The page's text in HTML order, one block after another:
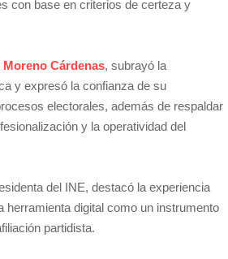
con base en criterios de certeza y
Cárdenas, subrayó la
y expresó la confianza de su
electorales, además de respaldar
y la operatividad del
del INE, destacó la experiencia
digital como un instrumento
partidista.